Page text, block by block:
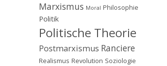
Marxismus Moral Philosophie
Politik
Politische Theorie
Postmarxismus Ranciere
Realismus Revolution Soziologie